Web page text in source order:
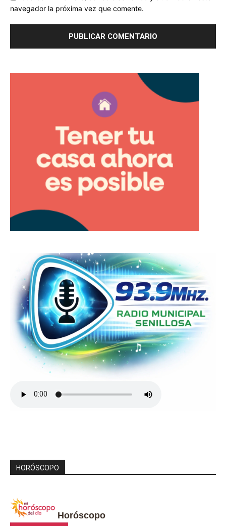
navegador la próxima vez que comente.
HORÓSCOPO
Horóscopo